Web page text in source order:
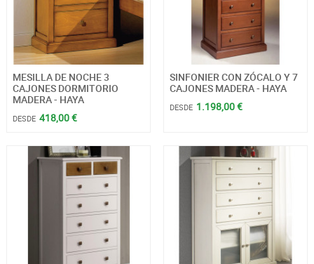
MESILLA DE NOCHE 3
CAJONES DORMITORIO
MADERA - HAYA
DESDE 418,00 €
SINFONIER CON ZÓCALO Y 7
CAJONES MADERA - HAYA
DESDE 1.198,00 €